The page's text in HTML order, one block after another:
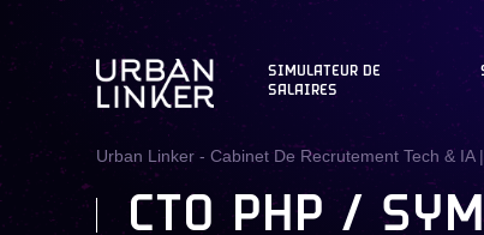
SIMULATEUR DE
SALAIRES
Urban Linker - Cabinet De Recrutement Tech &
CTO PHP /